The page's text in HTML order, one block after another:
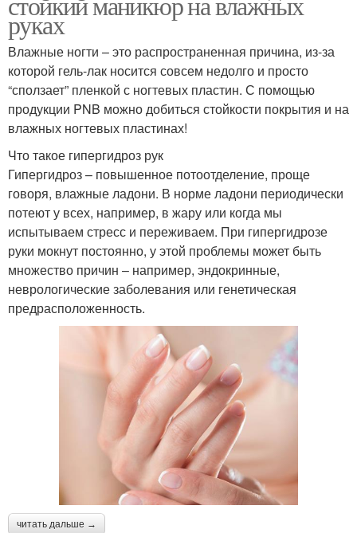
руках
Влажные ногти – это распространенная причина, из-за
которой гель-лак носится совсем недолго и просто
“сползает” пленкой с ногтевых пластин. С помощью
продукции PNB можно добиться стойкости покрытия и на
влажных ногтевых пластинах!
Что такое гипергидроз рук
Гипергидроз – повышенное потоотделение, проще
говоря, влажные ладони. В норме ладони периодически
потеют у всех, например, в жару или когда мы
испытываем стресс и переживаем. При гипергидрозе
руки мокнут постоянно, у этой проблемы может быть
множество причин – например, эндокринные,
неврологические заболевания или генетическая
предрасположенность.
читать дальше →